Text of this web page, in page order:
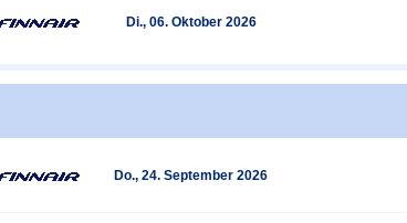
Di., 06. Oktober 2026
Do., 24. September 2026